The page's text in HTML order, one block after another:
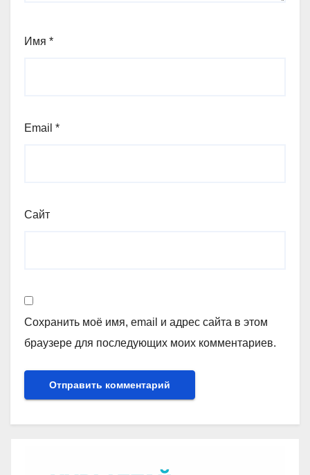
Имя *
Email *
Сайт
Сохранить моё имя, email и адрес сайта в этом
браузере для последующих моих комментариев.